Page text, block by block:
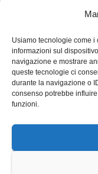
Usiamo tecnologie come i
informazioni sul
navigazione e mostrare
queste tecnologie ci
durante la navigazione o
consenso potrebbe
funzioni.
Proudly powered by